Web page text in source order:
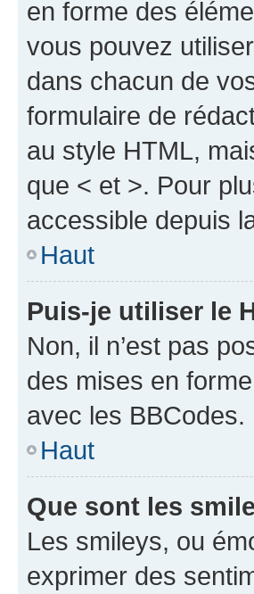
en forme des
vous pouvez
dans chacun de
formulaire de
au style HTML,
que < et >. Pour
accessible depuis
Haut
Puis-je utiliser le
Non, il n’est pas
des mises en
avec les BBCodes.
Haut
Que sont les
Les smileys, ou
exprimer des